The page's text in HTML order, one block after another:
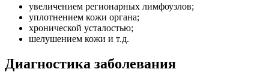
увеличением регионарных лимфоузлов;
уплотнением кожи органа;
хронической усталостью;
шелушением кожи и т.д.
Диагностика заболевания